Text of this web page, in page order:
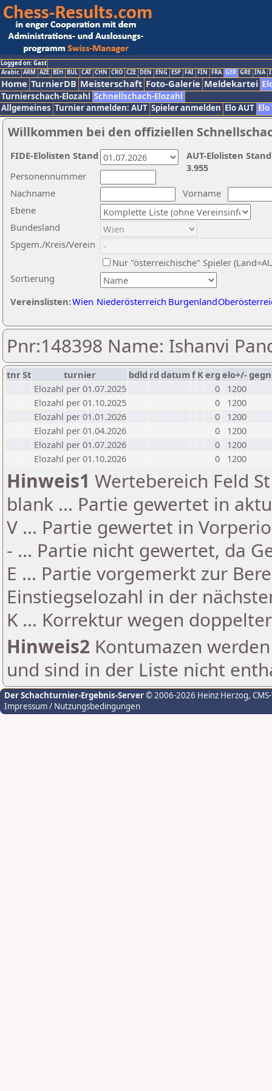
Logged on: Gast
Arabic ARM AZE BIH BUL CAT CHN CRO CZE DEN ENG ESP FAI FIN FRA GER GRE INA
Home TurnierDB Meisterschaft Foto-Galerie Meldekartei
Turnierschach-Elozahl Schnellschach-Elozahl
Allgemeines Turnier anmelden: AUT Spieler anmelden Elo AUT
Willkommen bei den offiziellen
Nachname
Vorname
Ebene
Sortierung
Personennummer
Bundesland
Spgem./Kreis/Verein
Nur "österreichische" Spieler
Vereinslisten:Wien Niederösterreich Burgenland
AUT-Elolisten
3.955
FIDE-Elolisten Stand
Pnr:148398 Name: Ishanvi
tnrSt turnier bdld rd datumf Kerg elo+/-
Elozahl per 01.07.2025
0
1200
Elozahl per 01.10.2025
0
1200
Elozahl per 01.01.2026
0
1200
Elozahl per 01.04.2026
0
1200
Elozahl per 01.07.2026
0
1200
Elozahl per 01.10.2026
0 1200
Hinweis1 Wertebereich Feld
blank ... Partie gewertet in
V ... Partie gewertet in
- ... Partie nicht gewertet, da
E ... Partie vorgemerkt zur
Einstiegselozahl in der
K ... Korrektur wegen
Hinweis2 Kontumazen
und sind in der Liste nicht
Der Schachturnier-Ergebnis-Server© 2006-2026 Heinz Herzog,
Impressum / Nutzungsbedingungen